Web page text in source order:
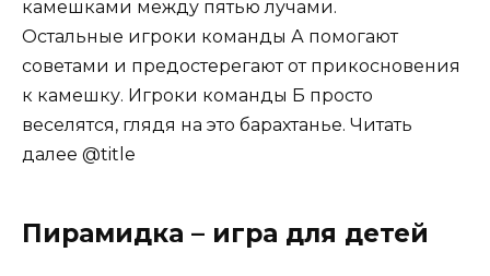
камешками между пятью лучами.
Остальные игроки команды А помогают
советами и предостерегают от прикосновения
к камешку. Игроки команды Б просто
веселятся, глядя на это барахтанье. Читать
далее @title
Пирамидка – игра для детей